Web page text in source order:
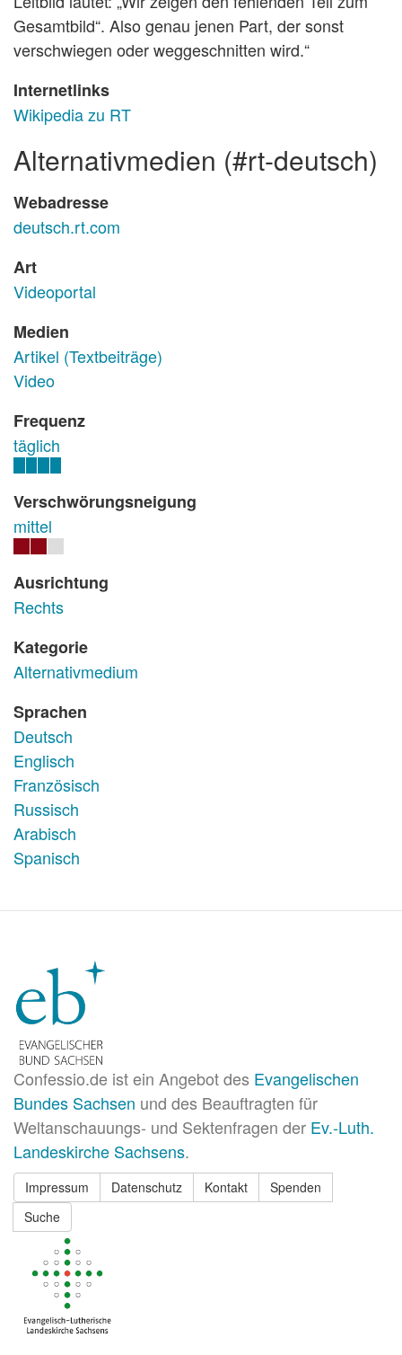
Gesamtbild“. Also genau jenen Part, der sonst
verschwiegen oder weggeschnitten wird.“
Internetlinks
Wikipedia zu RT
alternativmedien (#rt-deutsch)
Webadresse
deutsch.rt.com
Art
Videoportal
Medien
Artikel (Textbeiträge)
Video
Frequenz
täglich
Verschwörungsneigung
mittel
Ausrichtung
Rechts
Kategorie
Alternativmedium
Sprachen
Deutsch
Englisch
Französisch
Russisch
Arabisch
Spanisch
Confessio.de ist ein Angebot des Evangelischen
Bundes Sachsen und des Beauftragten für
Weltanschauungs- und Sektenfragen der Ev.-Luth.
Landeskirche Sachsens.
Impressum Datenschutz Kontakt
Spenden
Suche